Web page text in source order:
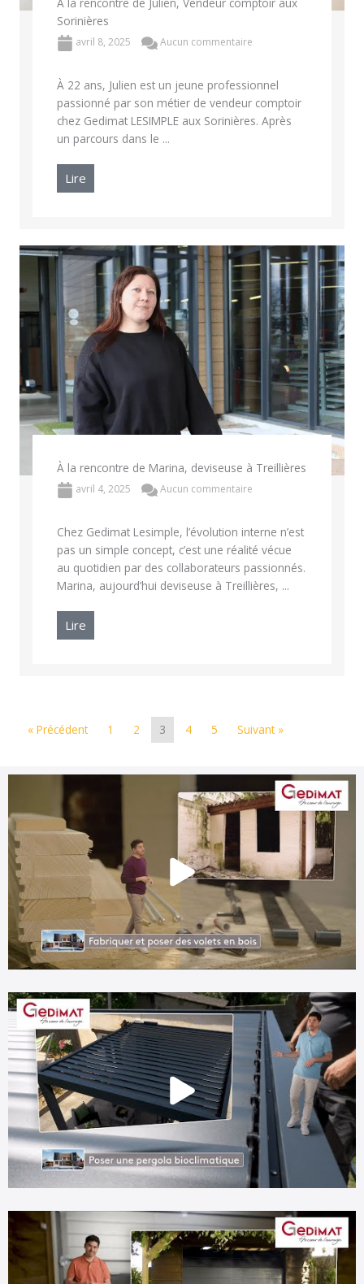
À la rencontre de Julien, Vendeur comptoir aux
Sorinières
avril 8, 2025 Aucun commentaire
À 22 ans, Julien est un jeune professionnel
passionné par son métier de vendeur comptoir
chez Gedimat LESIMPLE aux Sorinières. Après
un parcours dans le ...
Lire
À la rencontre de Marina, deviseuse à Treillières
avril 4, 2025 Aucun commentaire
Chez Gedimat Lesimple, l’évolution interne n’est
pas un simple concept, c’est une réalité vécue
au quotidien par des collaborateurs passionnés.
Marina, aujourd’hui deviseuse à Treillières, ...
Lire
« Précédent 1 2 3 4 5 Suivant »